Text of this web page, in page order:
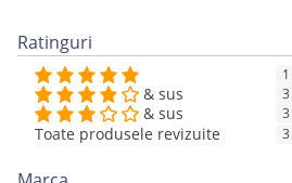
Ratinguri
1
& sus 3
& sus 3
Toate produsele revizuite 3